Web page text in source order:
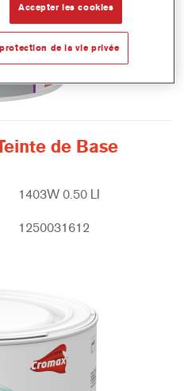
de Base
1403W 0.50 LI
1250031612
Accepter les cookies
de la vie privée